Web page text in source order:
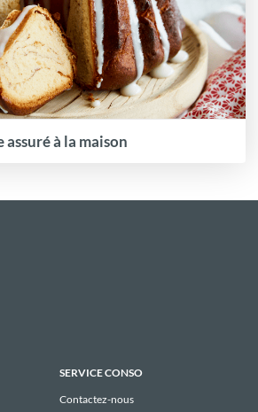
à la maison
SERVICE CONSO
Contactez-nous